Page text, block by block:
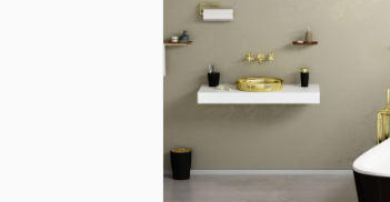
Посмотреть все товары
ETERNITY